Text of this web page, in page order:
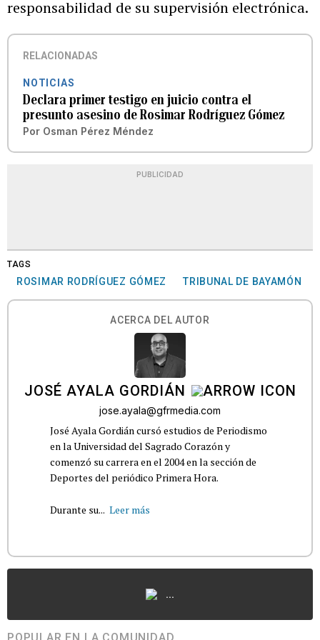
responsabilidad de su supervisión electrónica.
RELACIONADAS
NOTICIAS
Declara primer testigo en juicio contra el
presunto asesino de Rosimar Rodríguez Gómez
Por Osman Pérez Méndez
PUBLICIDAD
TAGS
ROSIMAR RODRÍGUEZ GÓMEZ TRIBUNAL DE BAYAMÓN
ACERCA DEL AUTOR
JOSÉ AYALA GORDIÁN
jose.ayala@gfrmedia.com
José Ayala Gordián cursó estudios de Periodismo
en la Universidad del Sagrado Corazón y
comenzó su carrera en el 2004 en la sección de
Deportes del periódico Primera Hora.
Durante su... Leer más
...
POPULAR EN LA COMUNIDAD